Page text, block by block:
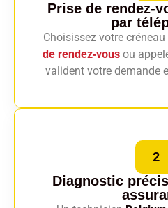
Prise de rendez-
par
Choisissez votre
de rendez‑vousou
valident votre demande
2
Diagnostic précis